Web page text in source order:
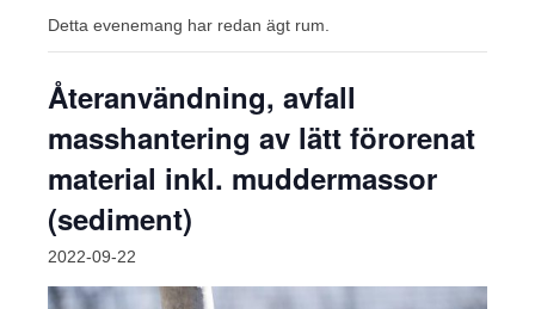
Detta evenemang har redan ägt rum.
Återanvändning, avfall
masshantering av lätt förorenat
material inkl. muddermassor
(sediment)
2022-09-22